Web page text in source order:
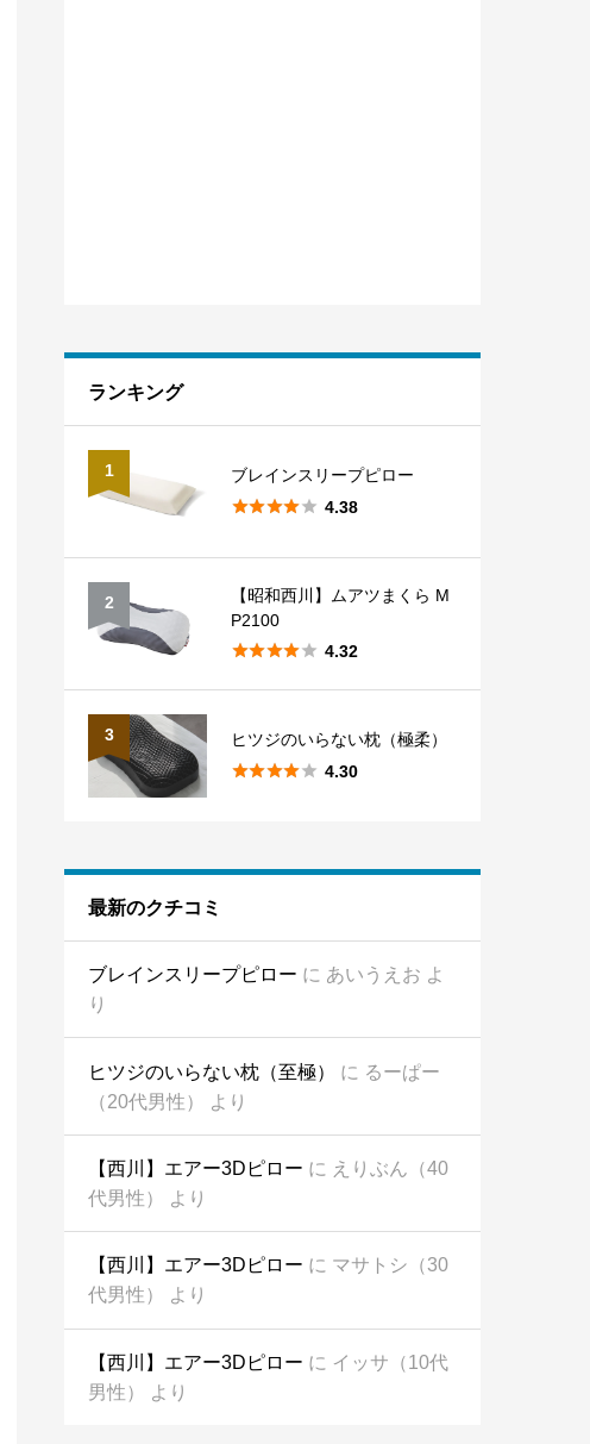
ランキング
1
ブレインスリープピロー
 4.38
2
【昭和西川】ムアツまくら M
P2100
 4.32
3
ヒツジのいらない枕（極柔）
 4.30
最新のクチコミ
ブレインスリープピロー に あいうえお よ
り
ヒツジのいらない枕（至極） に るーぱー
（20代男性）
より
【西川】エアー3Dピロー に えりぶん（40
代男性）
より
【西川】エアー3Dピロー に マサトシ（30
代男性）
より
【西川】エアー3Dピロー に イッサ（10代
男性）
より